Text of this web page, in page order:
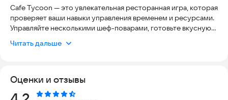
Cafe Tycoon — это увлекательная ресторанная игра, которая
проверяет ваши навыки управления временем и ресурсами.
Управляйте несколькими шеф-поварами, готовьте вкусную
Создайте свою собственную ресторанную историю в Cafe
Дарите радость клиентам и зарабатывайте деньги, чтобы
покупать рестораны по всему миру и стать шеф-поваром
Читать дальше
Оценки и отзывы